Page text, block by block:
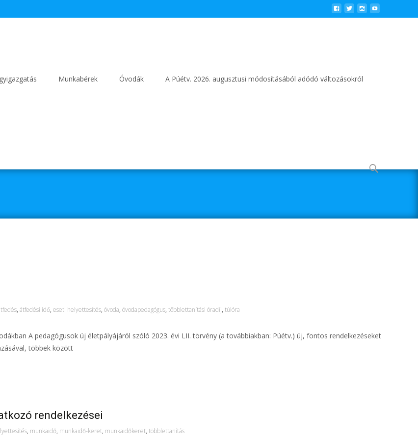
Munkabérek Óvodák A Púétv. 2026. augusztusi módosításából adódó változásokról
Keresés
erre:
, átfedési idő, eseti helyettesítés, óvoda, óvodapedagógus, többlettanítási óradíj, túlóra
A pedagógusok új életpályájáról szóló 2023. évi LII. törvény (a továbbiakban: Púétv.) új, fontos rendelkezéseket
többek között
rendelkezései
, munkaidő, munkaidő-keret, munkaidőkeret, többlettanítás